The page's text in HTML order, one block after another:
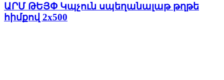
ԱՐՄ ԹԵՅՓ Կպչուն սպեղանալաթ թղթե
հիմքով 2x500